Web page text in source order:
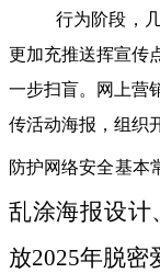
行为阶段，
更加充推送挥宣传
一步扫盲。网上营
传活动海报，组织
防护网络安全基本
乱涂海报设计
放2025年脱密